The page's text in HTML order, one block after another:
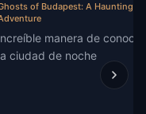
of Budapest: A Haunting
manera de conocer
ciudad de noche